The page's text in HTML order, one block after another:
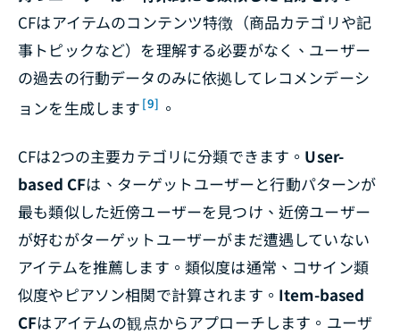
CFはアイテムのコンテンツ特徴（商品カテゴリや記
事トピックなど）を理解する必要がなく、ユーザー
の過去の行動データのみに依拠してレコメンデーシ
ョンを生成します [9] 。
CFは2つの主要カテゴリに分類できます。 User-
based CFは、ターゲットユーザーと行動パターンが
最も類似した近傍ユーザーを見つけ、近傍ユーザー
が好むがターゲットユーザーがまだ遭遇していない
アイテムを推薦します。類似度は通常、コサイン類
似度やピアソン相関で計算されます。 Item-based
CFはアイテムの観点からアプローチします。ユーザ